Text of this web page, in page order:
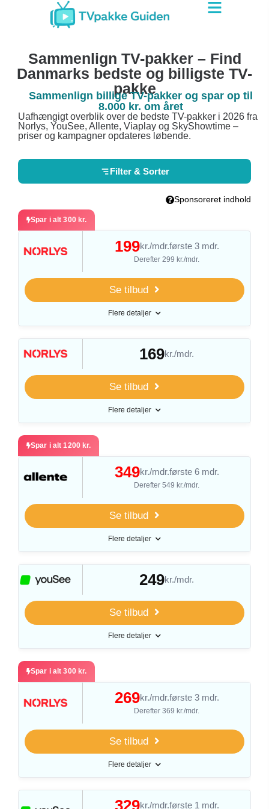
Sammenlign TV-pakker – Find
Danmarks bedste og billigste TV-
pakke
Sammenlign billige TV-pakker og spar op til
8.000 kr. om året
Uafhængigt overblik over de bedste TV-pakker i 2026 fra
Norlys, YouSee, Allente, Viaplay og SkyShowtime –
priser og kampagner opdateres løbende.
Filter & Sorter
Sponsoreret indhold
Spar i alt 300 kr.
199kr./mdr.første 3 mdr.
Derefter 299 kr./mdr.
Se tilbud
Flere detaljer
169kr./mdr.
Se tilbud
Flere detaljer
Spar i alt 1200 kr.
349kr./mdr.første 6 mdr.
Derefter 549 kr./mdr.
Se tilbud
Flere detaljer
249kr./mdr.
Se tilbud
Flere detaljer
Spar i alt 300 kr.
269kr./mdr.første 3 mdr.
Derefter 369 kr./mdr.
Se tilbud
Flere detaljer
329kr./mdr.første 1 mdr.